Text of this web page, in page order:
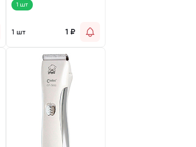
1 шт
1 шт 1 ₽